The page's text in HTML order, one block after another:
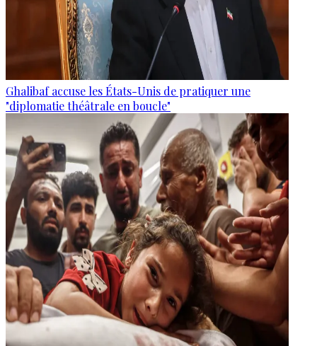
Ghalibaf accuse les États-Unis de pratiquer une
"diplomatie théâtrale en boucle"